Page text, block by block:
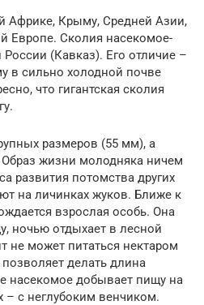
Африке, Крыму, Средней Азии,
Европе. Сколия насекомое-
России (Кавказ). Его отличие –
в сильно холодной почве
что гигантская сколия
размеров (55 мм), а
жизни молодняка ничем
развития потомства других
на личинках жуков. Ближе к
взрослая особь. Она
ночью отдыхает в лесной
не может питаться нектаром
делать длина
насекомое добывает пищу на
– с неглубоким венчиком.